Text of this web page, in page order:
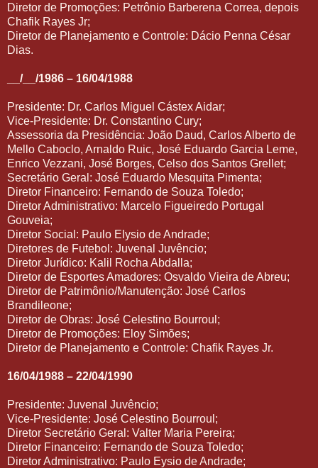
Diretor de Promoções: Petrônio Barberena Correa, depois
Chafik Rayes Jr;
Diretor de Planejamento e Controle: Dácio Penna César
Dias.
__/__/1986 – 16/04/1988
Presidente: Dr. Carlos Miguel Cástex Aidar;
Vice-Presidente: Dr. Constantino Cury;
Assessoria da Presidência: João Daud, Carlos Alberto de
Mello Caboclo, Arnaldo Ruic, José Eduardo Garcia Leme,
Enrico Vezzani, José Borges, Celso dos Santos Grellet;
Secretário Geral: José Eduardo Mesquita Pimenta;
Diretor Financeiro: Fernando de Souza Toledo;
Diretor Administrativo: Marcelo Figueiredo Portugal
Gouveia;
Diretor Social: Paulo Elysio de Andrade;
Diretores de Futebol: Juvenal Juvêncio;
Diretor Jurídico: Kalil Rocha Abdalla;
Diretor de Esportes Amadores: Osvaldo Vieira de Abreu;
Diretor de Patrimônio/Manutenção: José Carlos
Brandileone;
Diretor de Obras: José Celestino Bourroul;
Diretor de Promoções: Eloy Simões;
Diretor de Planejamento e Controle: Chafik Rayes Jr.
16/04/1988 – 22/04/1990
Presidente: Juvenal Juvêncio;
Vice-Presidente: José Celestino Bourroul;
Diretor Secretário Geral: Valter Maria Pereira;
Diretor Financeiro: Fernando de Souza Toledo;
Diretor Administrativo: Paulo Eysio de Andrade;